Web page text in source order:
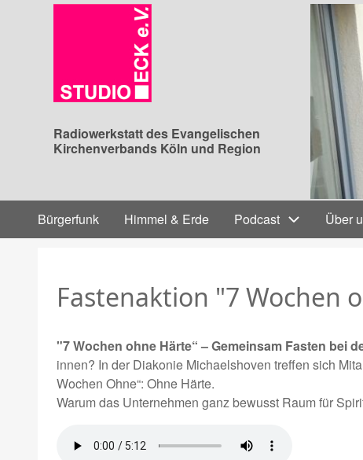
Radiowerkstatt des Evangelischen
Kirchenverbands Köln und Region
Hauptnavigation
Bürgerfunk Himmel & Erde Podcast Über
Fastenaktion "7 Wochen
"7 Wochen ohne Härte“ – Gemeinsam Fasten bei
innen? In der Diakonie Michaelshoven treffen sich
Wochen Ohne“: Ohne Härte.
Warum das Unternehmen ganz bewusst Raum für